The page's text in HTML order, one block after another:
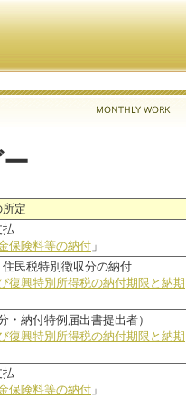
所定
払
保険料等の納付 」
民税特別徴収分の納付
復興特別所得税の納付期限と納期
納付特例届出書提出者）
復興特別所得税の納付期限と納期
払
保険料等の納付 」